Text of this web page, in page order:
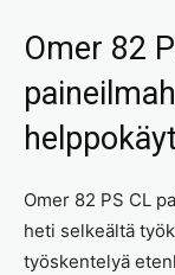
Omer 82
Omer 82 PS CL
heti selkeältä
työskentelyä